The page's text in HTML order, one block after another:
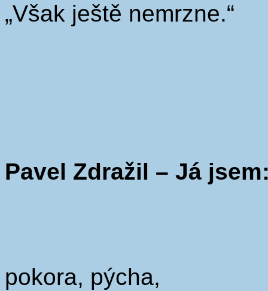
„Však ještě nemrzne.“
Pavel Zdražil – Já
pokora, pýcha,